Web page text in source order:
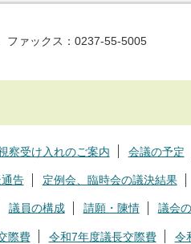
ァックス：0237-55-5005
察受け入れのご案内 会議の予定
告 定例会、臨時会の議決結果
議員の構成 請願・陳情 議会
際費 令和7年度議長交際費 令